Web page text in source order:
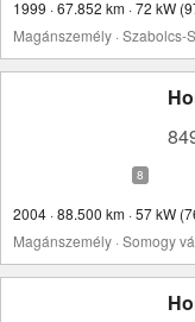
1999 · 67.852 km · 72 kW
Magánszemély · Szabolcs-
2004 · 88.500 km · 57 kW
Magánszemély · Somogy